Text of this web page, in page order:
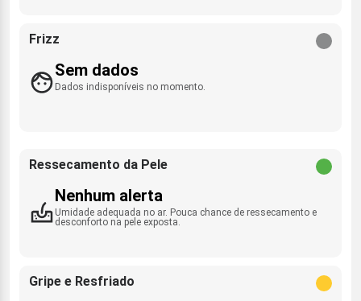
Frizz
Sem dados
Dados indisponíveis no momento.
Ressecamento da Pele
Nenhum alerta
Umidade adequada no ar. Pouca chance de ressecamento e
desconforto na pele exposta.
Gripe e Resfriado